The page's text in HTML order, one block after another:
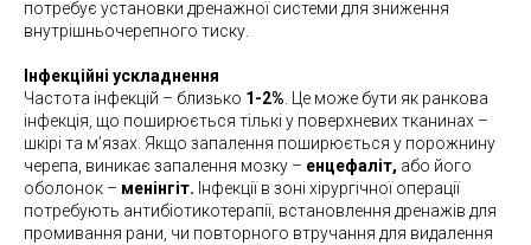
потребує установки дренажної системи для зниження
внутрішньочерепного тиску.
Інфекційні ускладнення
Частота інфекцій – близько 1-2% . Це може бути як ранкова
інфекція, що поширюється тількі у поверхневих тканинах –
шкірі та мʼязах. Якщо запалення поширюється у порожнину
черепа, виникає запалення мозку – енцефаліт, або його
оболонок – менінгіт. Інфекції в зоні хірургічної операції
потребують антибіотикотерапії, встановлення дренажів для
промивання рани, чи повторного втручання для видалення